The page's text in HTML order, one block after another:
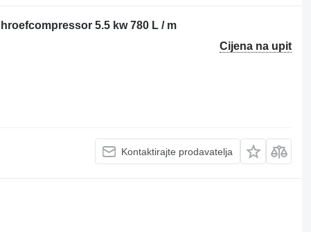
5.5 kw 780 L / m
Cijena na upit
Kontaktirajte prodavatelja